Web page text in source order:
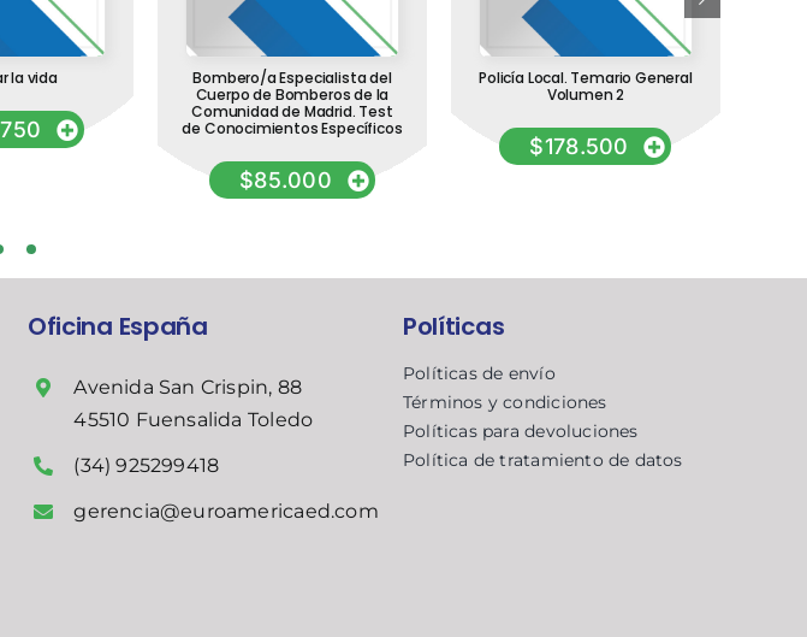
la vida
Bombero/a Especialista del
Cuerpo de Bomberos de la
Comunidad de Madrid. Test
de Conocimientos Específicos
$85.000
Policía Local. Temario General
Volumen 2
$178.500
Oficina España
Avenida San Crispin, 88
45510 Fuensalida Toledo
(34) 925299418
gerencia@euroamericaed.com
Políticas
Políticas de envío
Términos y condiciones
Políticas para devoluciones
Política de tratamiento de datos